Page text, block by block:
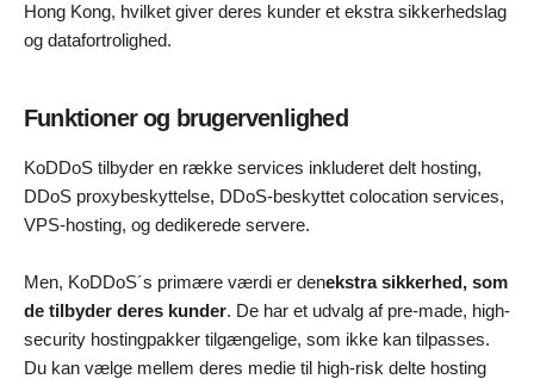
Hong Kong, hvilket giver deres kunder et ekstra sikkerhedslag
og datafortrolighed.
Funktioner og brugervenlighed
KoDDoS tilbyder en række services inkluderet delt hosting,
DDoS proxybeskyttelse, DDoS-beskyttet colocation services,
VPS-hosting, og dedikerede servere.
Men, KoDDoS´s primære værdi er denekstra sikkerhed, som
de tilbyder deres kunder. De har et udvalg af pre-made, high-
security hostingpakker tilgængelige, som ikke kan tilpasses.
Du kan vælge mellem deres medie til high-risk delte hosting